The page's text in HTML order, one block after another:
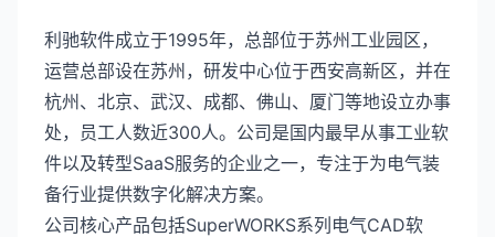
利驰软件成立于1995年，总部位于苏州工业园区，
运营总部设在苏州，研发中心位于西安高新区，并在
杭州、北京、武汉、成都、佛山、厦门等地设立办事
处，员工人数近300人。公司是国内最早从事工业软
件以及转型SaaS服务的企业之一，专注于为电气装
备行业提供数字化解决方案。
公司核心产品包括SuperWORKS系列电气CAD软